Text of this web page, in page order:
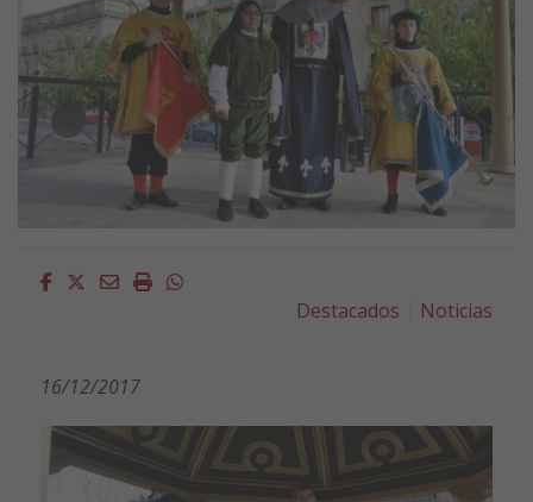
Facebook
Twitter
EmailImprimirWhatsapp
Destacados
Noticias
16/12/2017